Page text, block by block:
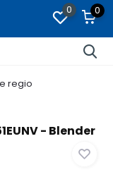
0 0
regio
- Blender